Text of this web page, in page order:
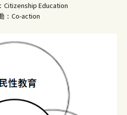
Citizenship Education
：Co-action